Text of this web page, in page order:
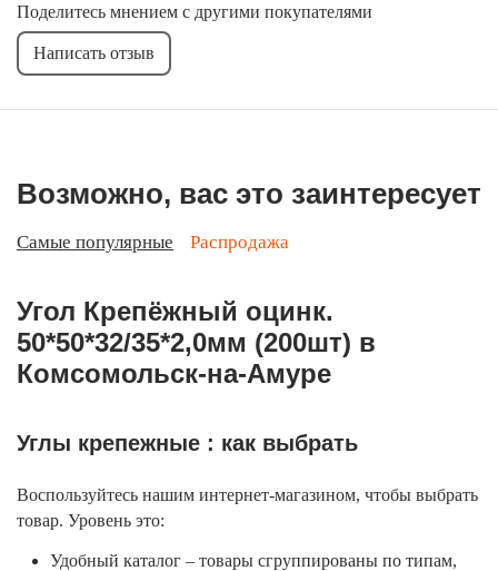
Поделитесь мнением с другими покупателями
Написать отзыв
Возможно, вас это заинтересует
Самые популярные Распродажа
Угол Крепёжный оцинк.
50*50*32/35*2,0мм (200шт) в
Комсомольск-на-Амуре
Углы крепежные : как выбрать
Воспользуйтесь нашим интернет-магазином, чтобы выбрать
товар. Уровень это:
Удобный каталог – товары сгруппированы по типам,